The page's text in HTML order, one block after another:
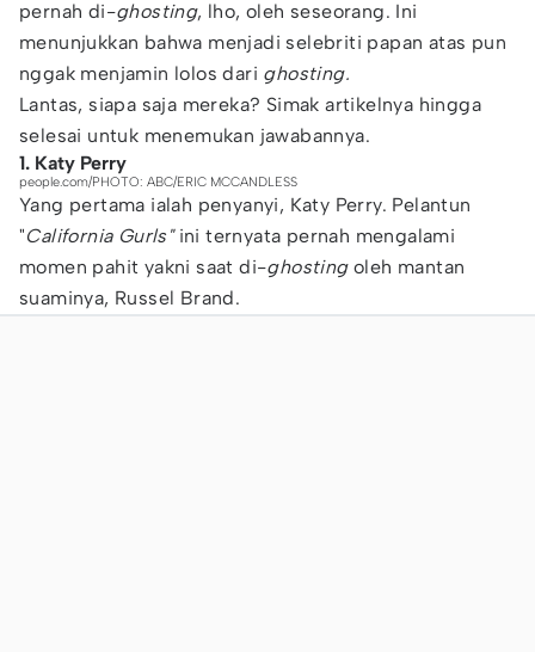
pernah di-ghosting, lho, oleh seseorang. Ini
menunjukkan bahwa menjadi selebriti papan atas pun
nggak menjamin lolos dari ghosting.
Lantas, siapa saja mereka? Simak artikelnya hingga
selesai untuk menemukan jawabannya.
1. Katy Perry
people.com/PHOTO: ABC/ERIC MCCANDLESS
Yang pertama ialah penyanyi, Katy Perry. Pelantun
"California Gurls"ini ternyata pernah mengalami
momen pahit yakni saat di-ghostingoleh mantan
suaminya, Russel Brand.